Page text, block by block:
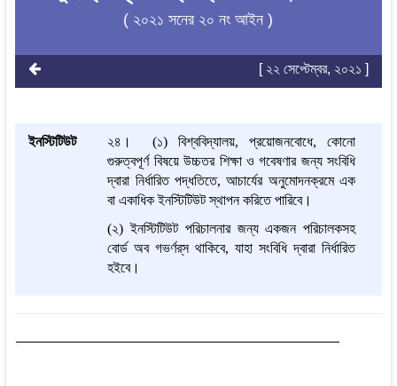
( ২০২১ সনের ২০ নং আইন )
[ ২২ সেপ্টেম্বর, ২০২১ ]
ইনস্টিটিউট ২৪।
(১) বিশ্ববিদ্যালয়, প্রয়োজনবোধে, কোনো
গুরুত্বপূর্ণ বিষয়ে উচ্চতর শিক্ষা ও গবেষণার জন্য সংবিধি
দ্বারা নির্ধারিত পদ্ধতিতে, আচার্যের অনুমোদনক্রমে এক
বা একাধিক ইনস্টিটিউট স্থাপন করিতে পারিবে।
(২) ইনস্টিটিউট পরিচালনার জন্য একজন পরিচালকসহ
বোর্ড অব গভর্ণর্‌স থাকিবে, যাহা সংবিধি দ্বারা নির্ধারিত
হইবে।